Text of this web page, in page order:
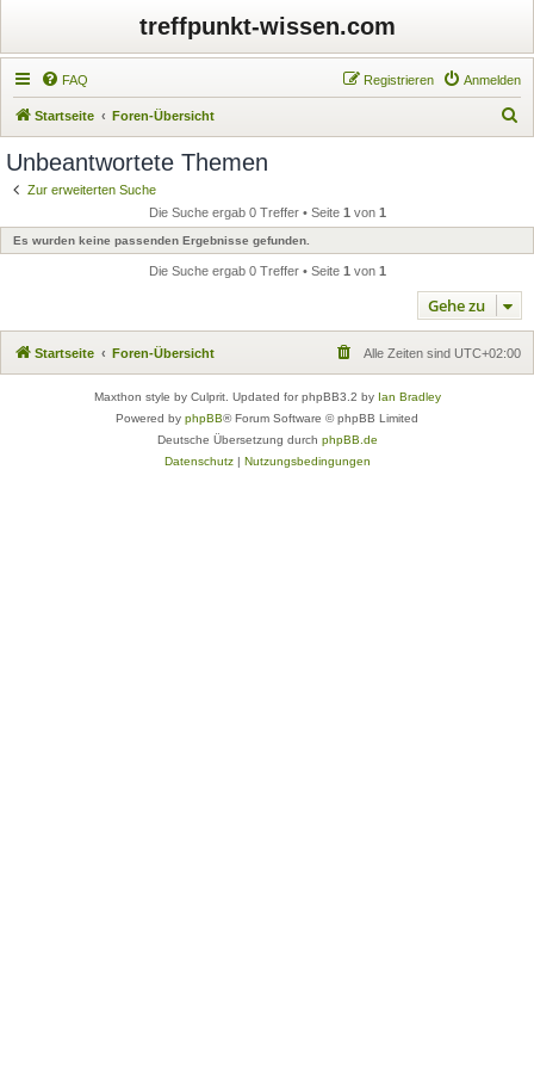
treffpunkt-wissen.com
FAQ Anmelden
Registrieren
Startseite Foren-Übersicht
e
Unbeantwortete Themen
Zur erweiterten Suche
Die Suche ergab 0 Treffer • Seite 1 von 1
Es wurden keine passenden Ergebnisse gefunden.
Die Suche ergab 0 Treffer • Seite 1 von 1
Gehe zu
Startseite Foren-Übersicht Alle Zeiten sind UTC+02:00
Maxthon style by Culprit. Updated for phpBB3.2 by Ian Bradley
Powered by phpBB® Forum Software © phpBB Limited
Deutsche Übersetzung durch phpBB.de
Datenschutz| Nutzungsbedingungen